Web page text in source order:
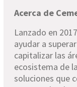
Acerca de
Lanzado en
ayudar a
capitalizar las
ecosistema de
soluciones que